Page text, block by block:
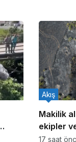
Makilik
ekipler
seferber
Akış
17 saat